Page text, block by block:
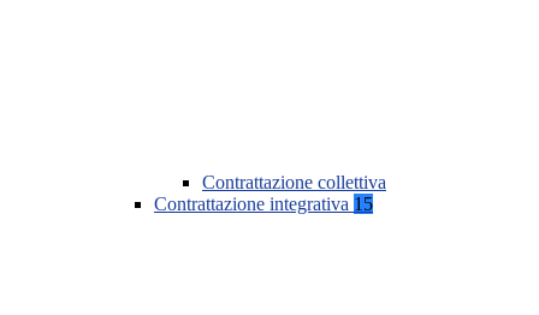
Contrattazione collettiva
Contrattazione integrativa 15